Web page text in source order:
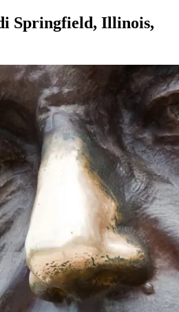
Springfield, Illinois,